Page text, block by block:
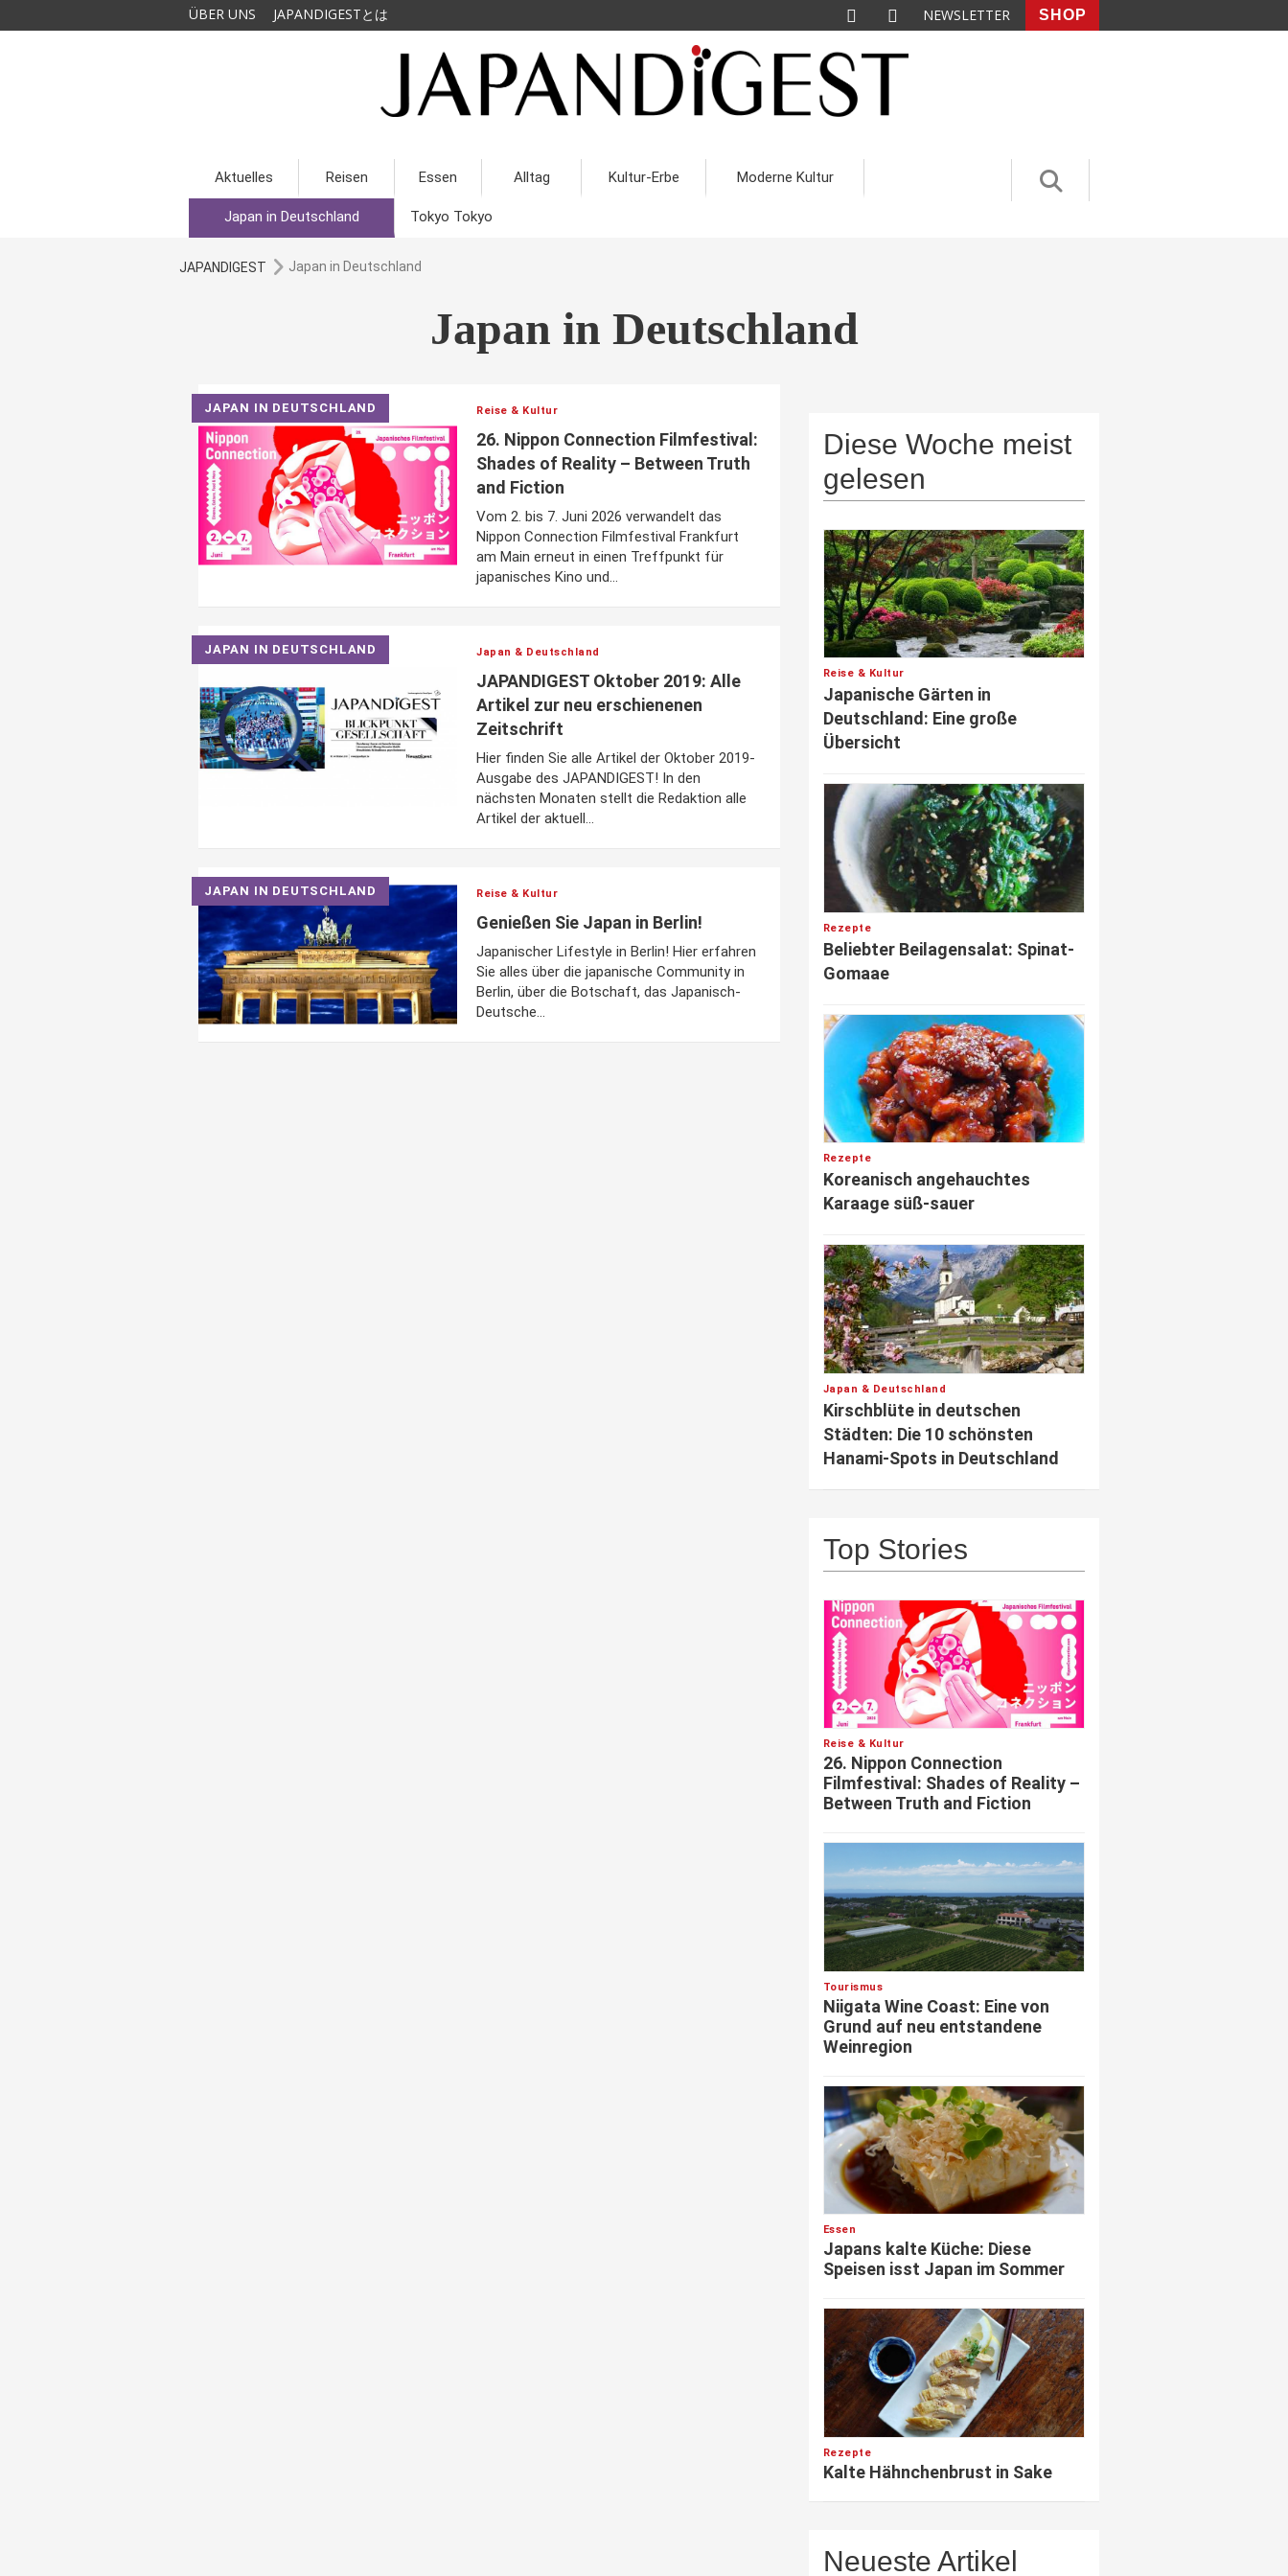
ÜBER UNS JAPANDIGESTとは NEWSLETTER SHOP
Aktuelles Reisen Essen Alltag Kultur-Erbe Moderne Kultur
Japan in Deutschland Tokyo Tokyo
JAPANDIGEST Japan in Deutschland
Japan in Deutschland
JAPAN IN DEUTSCHLAND Reise & Kultur
26. Nippon Connection Filmfestival:
Shades of Reality – Between Truth
and Fiction
Vom 2. bis 7. Juni 2026 verwandelt das
Nippon Connection Filmfestival Frankfurt
am Main erneut in einen Treffpunkt für
japanisches Kino und...
JAPAN IN DEUTSCHLAND Japan & Deutschland
JAPANDIGEST Oktober 2019: Alle
Artikel zur neu erschienenen
Zeitschrift
Hier finden Sie alle Artikel der Oktober 2019-
Ausgabe des JAPANDIGEST! In den
nächsten Monaten stellt die Redaktion alle
Artikel der aktuell...
JAPAN IN DEUTSCHLAND Reise & Kultur
Genießen Sie Japan in Berlin!
Japanischer Lifestyle in Berlin! Hier erfahren
Sie alles über die japanische Community in
Berlin, über die Botschaft, das Japanisch-
Deutsche...
Diese Woche meist
gelesen
Reise & Kultur
Japanische Gärten in
Deutschland: Eine große
Übersicht
Rezepte
Beliebter Beilagensalat: Spinat-
Gomaae
Rezepte
Koreanisch angehauchtes
Karaage süß-sauer
Japan & Deutschland
Kirschblüte in deutschen
Städten: Die 10 schönsten
Hanami-Spots in Deutschland
Top Stories
Reise & Kultur
26. Nippon Connection
Filmfestival: Shades of Reality –
Between Truth and Fiction
Tourismus
Niigata Wine Coast: Eine von
Grund auf neu entstandene
Weinregion
Essen
Japans kalte Küche: Diese
Speisen isst Japan im Sommer
Rezepte
Kalte Hähnchenbrust in Sake
Neueste Artikel